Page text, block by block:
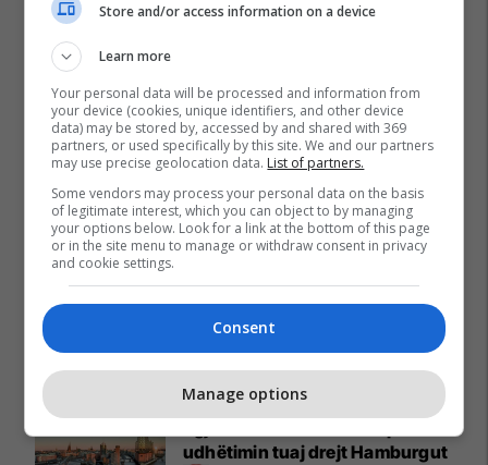
Promo Reklamo këtu
udhëtimin tuaj drejt Hamburgut
Store and/or access information on a device
Learn more
Your personal data will be processed and information from
your device (cookies, unique identifiers, and other device
data) may be stored by, accessed by and shared with 369
partners, or used specifically by this site. We and our partners
may use precise geolocation data. List of partners.
Some vendors may process your personal data on the basis
of legitimate interest, which you can object to by managing
your options below. Look for a link at the bottom of this page
or in the site menu to manage or withdraw consent in privacy
and cookie settings.
Consent
Manage options